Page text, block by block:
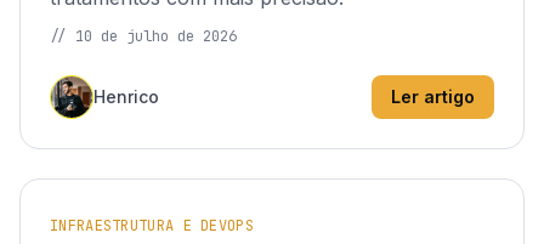
// 10 de julho de 2026
Henrico Ler artigo
INFRAESTRUTURA E DEVOPS